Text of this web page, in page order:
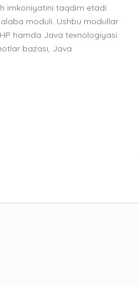
imkoniyatini taqdim etadi.
moduli. Ushbu modullar
hamda Java texnologiyasi
bazasi, Java